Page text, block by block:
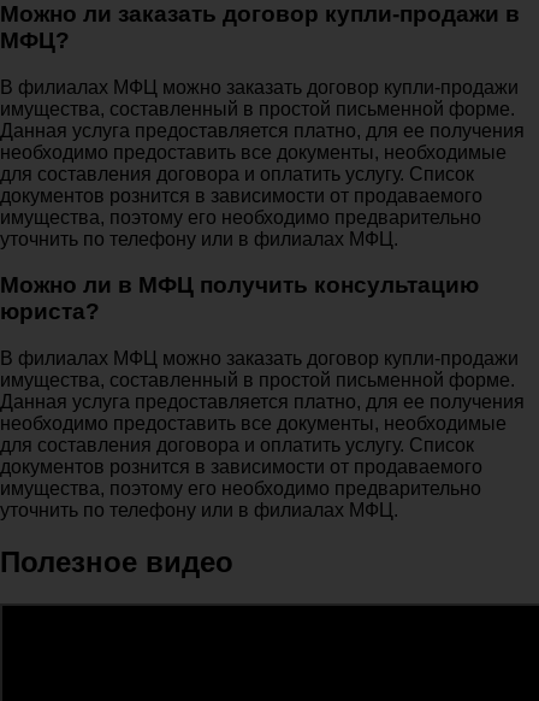
Можно ли заказать договор купли-продажи в
МФЦ?
В филиалах МФЦ можно заказать договор купли-продажи
имущества, составленный в простой письменной форме.
Данная услуга предоставляется платно, для ее получения
необходимо предоставить все документы, необходимые
для составления договора и оплатить услугу. Список
документов рознится в зависимости от продаваемого
имущества, поэтому его необходимо предварительно
уточнить по телефону или в филиалах МФЦ.
Можно ли в МФЦ получить консультацию
юриста?
В филиалах МФЦ можно заказать договор купли-продажи
имущества, составленный в простой письменной форме.
Данная услуга предоставляется платно, для ее получения
необходимо предоставить все документы, необходимые
для составления договора и оплатить услугу. Список
документов рознится в зависимости от продаваемого
имущества, поэтому его необходимо предварительно
уточнить по телефону или в филиалах МФЦ.
Полезное видео